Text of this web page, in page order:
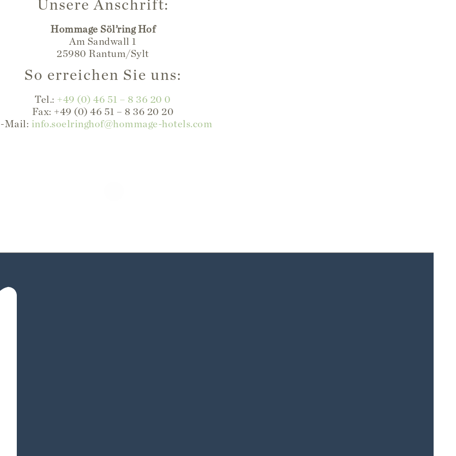
Unsere Anschrift:
Hommage Söl’ring Hof
Am Sandwall 1
25980 Rantum/Sylt
So erreichen Sie uns:
Tel.: +49 (0) 46 51 – 8 36 20 0
Fax: +49 (0) 46 51 – 8 36 20 20
Mail: info.soelringhof@hommage-hotels.com